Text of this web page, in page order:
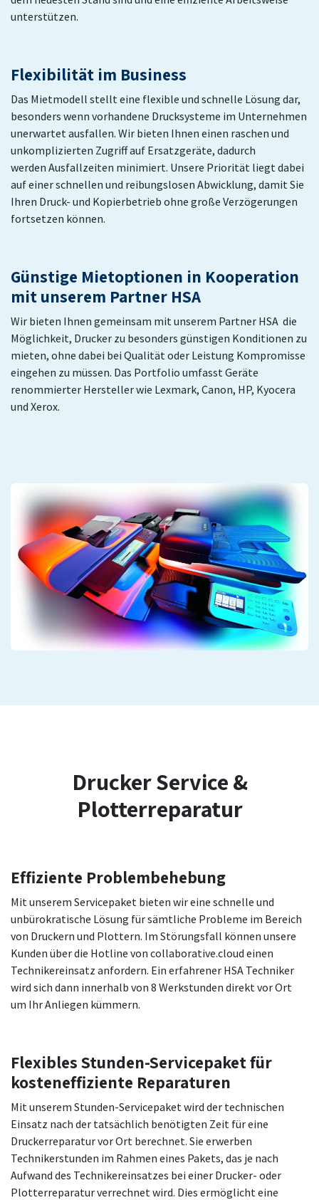
unterstützen.
Flexibilität im Business
Das Mietmodell stellt eine flexible und schnelle Lösung dar,
besonders wenn vorhandene Drucksysteme im Unternehmen
unerwartet ausfallen. Wir bieten Ihnen einen raschen und
unkomplizierten Zugriff auf Ersatzgeräte, dadurch
werden Ausfallzeiten minimiert. Unsere Priorität liegt dabei
auf einer schnellen und reibungslosen Abwicklung, damit Sie
Ihren Druck- und Kopierbetrieb ohne große Verzögerungen
fortsetzen können.
Günstige Mietoptionen in Kooperation
mit unserem Partner HSA
Wir bieten Ihnen gemeinsam mit unserem Partner HSA die
Möglichkeit, Drucker zu besonders günstigen Konditionen zu
mieten, ohne dabei bei Qualität oder Leistung Kompromisse
eingehen zu müssen. Das Portfolio umfasst Geräte
renommierter Hersteller wie Lexmark, Canon, HP, Kyocera
und Xerox.
Drucker Service &
Plotterreparatur
Effiziente Problembehebung
Mit unserem Servicepaket bieten wir eine schnelle und
unbürokratische Lösung für sämtliche Probleme im Bereich
von Druckern und Plottern. Im Störungsfall können unsere
Kunden über die Hotline von collaborative.cloud einen
Technikereinsatz anfordern. Ein erfahrener HSA Techniker
wird sich dann innerhalb von 8 Werkstunden direkt vor Ort
um Ihr Anliegen kümmern.
Flexibles Stunden-Servicepaket für
kosteneffiziente Reparaturen
Mit unserem Stunden-Servicepaket wird der technischen
Einsatz nach der tatsächlich benötigten Zeit für eine
Druckerreparatur vor Ort berechnet. Sie erwerben
Technikerstunden im Rahmen eines Pakets, das je nach
Aufwand des Technikereinsatzes bei einer Drucker- oder
Plotterreparatur verrechnet wird. Dies ermöglicht eine